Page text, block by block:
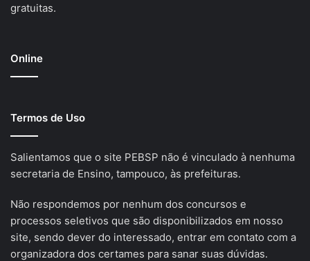
gratuitas.
Online
Termos de Uso
Salientamos que o site PEBSP não é vinculado à nenhuma
secretaria de Ensino, tampouco, às prefeituras.
Não respondemos por nenhum dos concursos e
processos seletivos que são disponibilizados em nosso
site, sendo dever do interessado, entrar em contato com a
organizadora dos certames para sanar suas dúvidas.